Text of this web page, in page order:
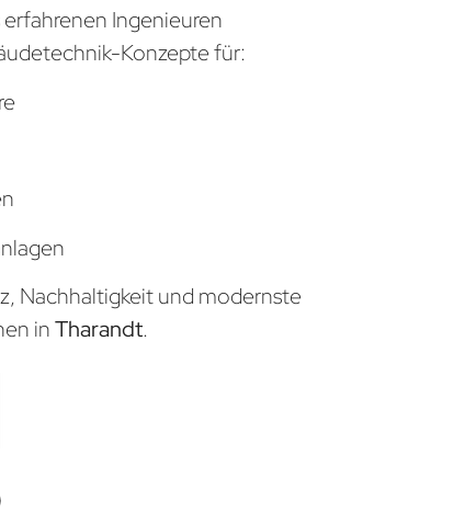
Ingenieuren
Konzepte für:
Nachhaltigkeit und modernste
inTharandt.